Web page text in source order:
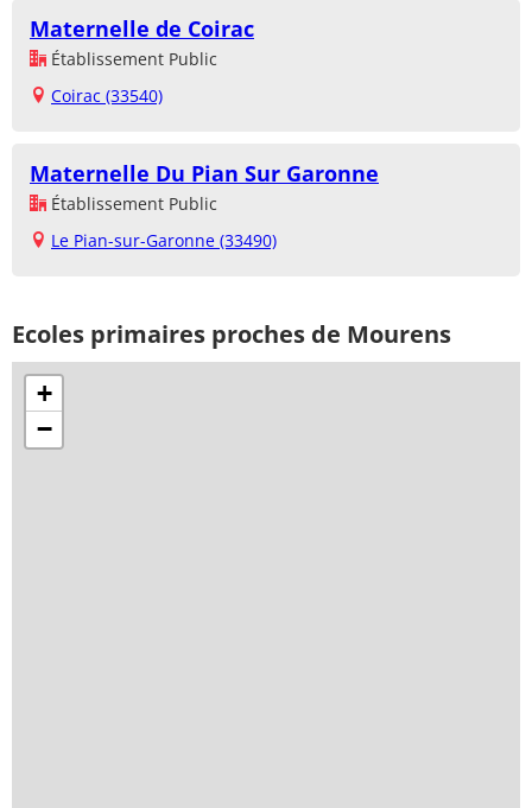
Maternelle de Coirac
Établissement Public
Coirac (33540)
Maternelle Du Pian Sur Garonne
Établissement Public
Le Pian-sur-Garonne (33490)
Ecoles primaires proches de Mourens
+
−